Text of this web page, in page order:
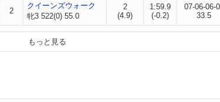
2
クイーンズウォーク
牝3 522(0) 55.0
2
(4.9)
1:59.9
(-0.2)
07-06-06-
33.5
もっと見る